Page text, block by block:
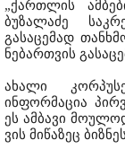
„ქართლის
ბუზალაძე
გასაცემად
ნებართვის
ახალი
ინფორმაცია
ეს ამბავი
ვის მიწაზეც